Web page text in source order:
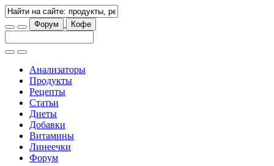
Форум Кофе
Анализаторы
Продукты
Рецепты
Статьи
Диеты
Добавки
Витамины
Линеечки
Форум